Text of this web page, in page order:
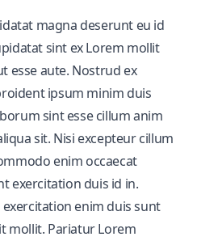
magna deserunt eu id
sint ex Lorem mollit
esse aute. Nostrud ex
ipsum minim duis
sint esse cillum anim
sit. Nisi excepteur cillum
enim occaecat
exercitation duis id in.
enim duis sunt
mollit. Pariatur Lorem